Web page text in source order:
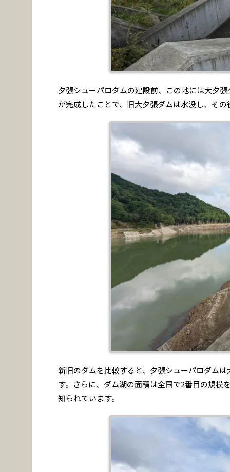
夕張シューパロダムの建設前、この地には大夕
が完成したことで、旧大夕張ダムは水没し、そ
新旧のダムを比較すると、夕張シューパロダム
す。さらに、ダム湖の面積は全国で2番目の規模
知られています。